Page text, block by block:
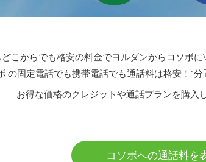
こからでも格安の料金でヨルダンからコソボに
の固定電話でも携帯電話でも通話料は格安！1分
お得な価格のクレジットや通話プランを購入
コソボへの通話料を